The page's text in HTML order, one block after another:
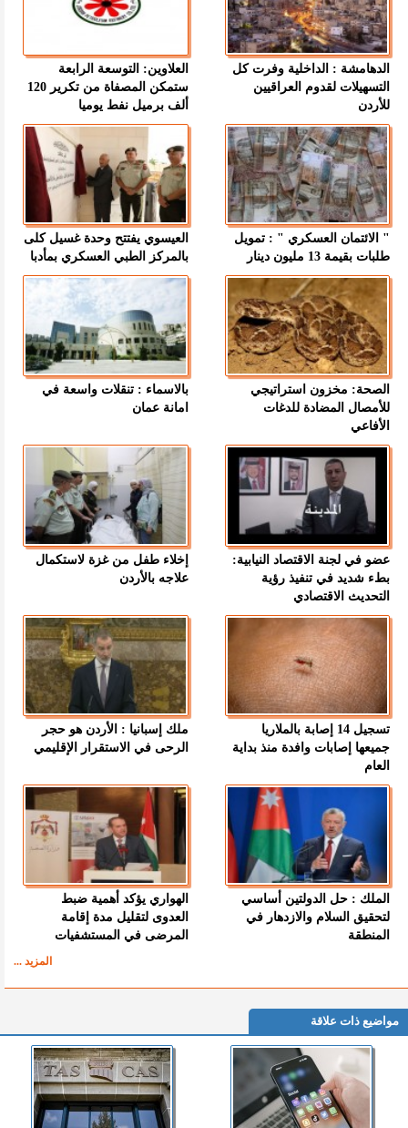
الدهامشة : الداخلية وفرت كل
التسهيلات لقدوم العراقيين
للأردن
العلاوين: التوسعة الرابعة
ستمكن المصفاة من تكرير 120
ألف برميل نفط يوميا
" الائتمان العسكري " : تمويل
طلبات بقيمة 13 مليون دينار
العيسوي يفتتح وحدة غسيل كلى
بالمركز الطبي العسكري بمأدبا
الصحة: مخزون استراتيجي
للأمصال المضادة للدغات
الأفاعي
بالاسماء : تنقلات واسعة في
امانة عمان
عضو في لجنة الاقتصاد النيابية:
بطء شديد في تنفيذ رؤية
التحديث الاقتصادي
إخلاء طفل من غزة لاستكمال
علاجه بالأردن
تسجيل 14 إصابة بالملاريا
جميعها إصابات وافدة منذ بداية
العام
ملك إسبانيا : الأردن هو حجر
الرحى في الاستقرار الإقليمي
الملك : حل الدولتين أساسي
لتحقيق السلام والازدهار في
المنطقة
الهواري يؤكد أهمية ضبط
العدوى لتقليل مدة إقامة
المرضى في المستشفيات
المزيد ...
مواضيع ذات علاقة